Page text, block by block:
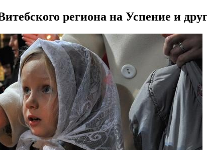
региона на Успение и